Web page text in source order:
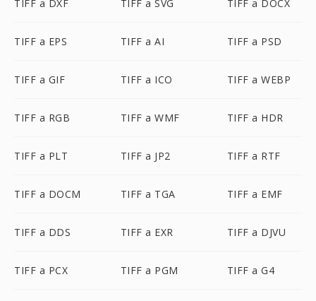
TIFF a DXF TIFF a SVG TIFF a DOCX
TIFF a EPS TIFF a AI TIFF a PSD
TIFF a GIF TIFF a ICO TIFF a WEBP
TIFF a RGB TIFF a WMF TIFF a HDR
TIFF a PLT TIFF a JP2 TIFF a RTF
TIFF a DOCM TIFF a TGA TIFF a EMF
TIFF a DDS TIFF a EXR TIFF a DJVU
TIFF a PCX TIFF a PGM TIFF a G4